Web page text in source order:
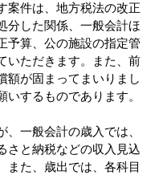
案件は、地方税法の改正
分した関係、一般会計ほ
予算、公の施設の指定管
いただきます。また、前
額が固まってまいりまし
するものであります。
一般会計の歳入では、
さと納税などの収入見込
また、歳出では、各科目